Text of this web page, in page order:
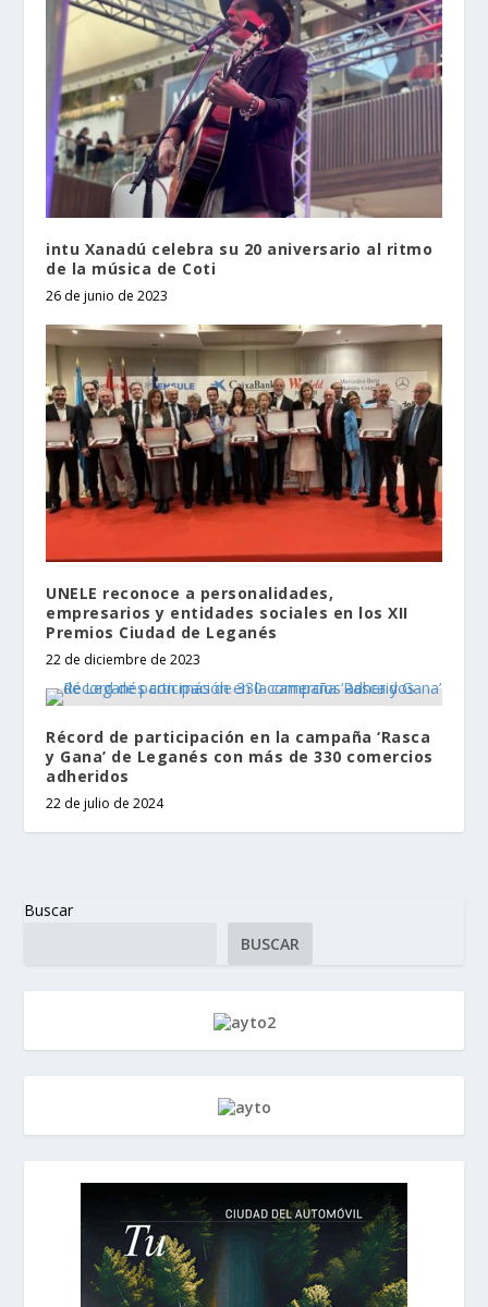
intu Xanadú celebra su 20 aniversario al ritmo
de la música de Coti
26 de junio de 2023
UNELE reconoce a personalidades,
empresarios y entidades sociales en los XII
Premios Ciudad de Leganés
22 de diciembre de 2023
Récord de participación en la campaña ‘Rasca
y Gana’ de Leganés con más de 330 comercios
adheridos
22 de julio de 2024
Buscar
BUSCAR